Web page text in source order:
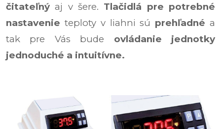
čitateľný aj v šere. Tlačidlá pre potrebné
nastavenie teploty v liahni sú prehľadné a
tak pre Vás bude ovládanie jednotky
jednoduché a intuitívne.